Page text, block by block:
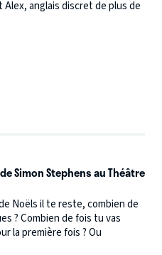
anglais discret de plus de
Simon Stephens au Théâtre
Noëls il te reste, combien de
? Combien de fois tu vas
la première fois ? Ou